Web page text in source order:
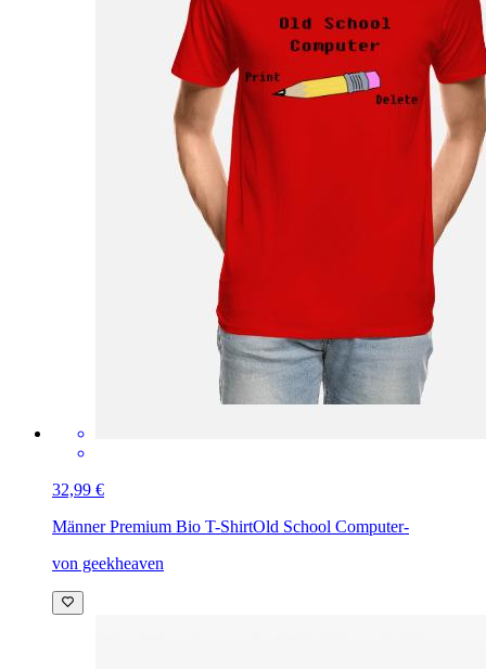
32,99 €
Männer Premium Bio T-ShirtOld School Computer-
von geekheaven